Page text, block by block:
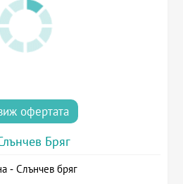
офертата
Бряг
- Слънчев бряг